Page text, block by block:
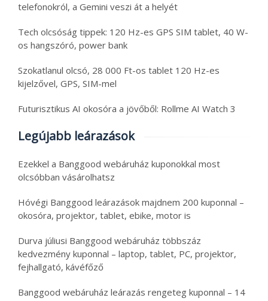
telefonokról, a Gemini veszi át a helyét
Tech olcsóság tippek: 120 Hz-es GPS SIM tablet, 40 W-
os hangszóró, power bank
Szokatlanul olcsó, 28 000 Ft-os tablet 120 Hz-es
kijelzővel, GPS, SIM-mel
Futurisztikus AI okosóra a jövőből: Rollme AI Watch 3
Legújabb leárazások
Ezekkel a Banggood webáruház kuponokkal most
olcsóbban vásárolhatsz
Hóvégi Banggood leárazások majdnem 200 kuponnal –
okosóra, projektor, tablet, ebike, motor is
Durva júliusi Banggood webáruház többszáz
kedvezmény kuponnal – laptop, tablet, PC, projektor,
fejhallgató, kávéfőző
Banggood webáruház leárazás rengeteg kuponnal – 14